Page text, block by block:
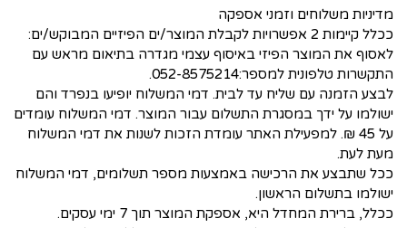
מדיניות משלוחים וזמני אספקה
ככלל קיימות 2 אפשרויות לקבלת המוצר/ים הפיזיים המבוקש/ים:
לאסוף את המוצר הפיזי באיסוף עצמי מגדרה בתיאום מראש עם
התקשרות טלפונית למספר:052-8575214.
לבצע הזמנה עם שליח עד לבית. דמי המשלוח יופיעו בנפרד והם
ישולמו על ידך במסגרת התשלום עבור המוצר. דמי המשלוח עומדים
על 45 ₪. למפעילת האתר עומדת הזכות לשנות את דמי המשלוח
מעת לעת.
ככל שתבצע את הרכישה באמצעות מספר תשלומים, דמי המשלוח
ישולמו בתשלום הראשון.
ככלל, ברירת המחדל היא, אספקת המוצר תוך 7 ימי עסקים.